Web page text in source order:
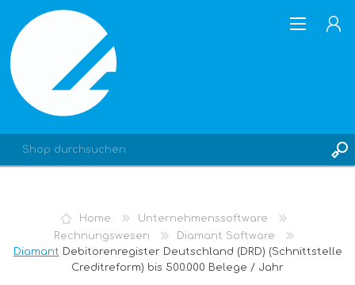
REGISTRIERUNG
ANMELDEN
Home
Unternehmenssoftware
Rechnungswesen
Diamant Software
Diamant Debitorenregister Deutschland (DRD) (Schnittstelle
Creditreform) bis 500.000 Belege / Jahr